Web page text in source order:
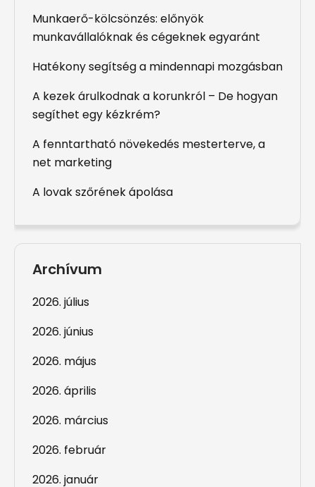
Munkaerő-kölcsönzés: előnyök
munkavállalóknak és cégeknek egyaránt
Hatékony segítség a mindennapi mozgásban
A kezek árulkodnak a korunkról – De hogyan
segíthet egy kézkrém?
A fenntartható növekedés mesterterve, a
net marketing
A lovak szőrének ápolása
Archívum
2026. július
2026. június
2026. május
2026. április
2026. március
2026. február
2026. január